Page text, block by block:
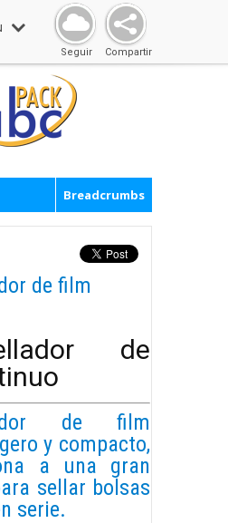
Compartir
Seguir
Breadcrumbs
de film
de
de film
y compacto,
a una gran
sellar bolsas
serie.